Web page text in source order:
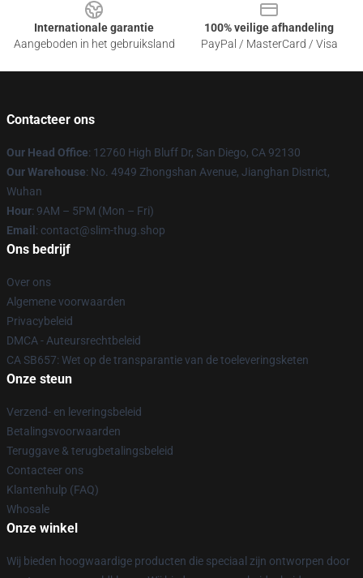
Internationale garantie
Aangeboden in het gebruiksland
100% veilige afhandeling
PayPal / MasterCard / Visa
Contacteer ons
Our Head Office: 12760 High Bluff Dr, San Diego, CA 92130
Our Warehouse: No. 4949 Zhongshan Avenue, Jianghan District,
Wuhan
Hour: 9AM – 5PM (Mon – Fri)
Email : contact@slim-thug.shop
Ons bedrijf
Over ons
Algemene voorwaarden
Privacybeleid
DMCA - Auteursrechtbeleid
CA SB657: Wet op de transparantie van de toeleveringsketen
Onze steun
Verzend- en leveringsbeleid
Betalingsvoorwaarden
Teruggave & terugbetalingsbeleid
Contacteer ons
Klantenhulp (FAQ)
Whosale
Onze winkel
Wij bieden hoogwaardige producten die speciaal zijn ontworpen door